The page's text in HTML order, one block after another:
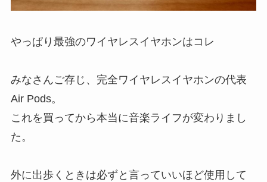
やっぱり最強のワイヤレスイヤホンはコレ
みなさんご存じ、完全ワイヤレスイヤホンの代表
Air Pods。
これを買ってから本当に音楽ライフが変わりまし
た。
外に出歩くときは必ずと言っていいほど使用して